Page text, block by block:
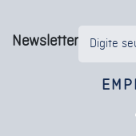
Newsletter